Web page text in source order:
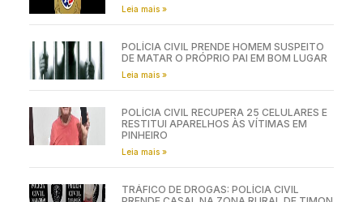
Leia mais »
POLÍCIA CIVIL PRENDE HOMEM SUSPEITO
DE MATAR O PRÓPRIO PAI EM BOM LUGAR
Leia mais »
POLÍCIA CIVIL RECUPERA 25 CELULARES E
RESTITUI APARELHOS ÀS VÍTIMAS EM
PINHEIRO
Leia mais »
TRÁFICO DE DROGAS: POLÍCIA CIVIL